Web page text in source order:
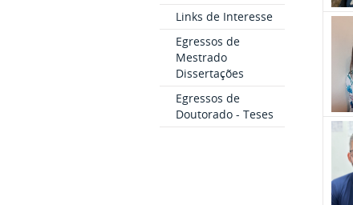
Links de Interesse
Egressos de
Mestrado
Dissertações
Egressos de
Doutorado - Teses